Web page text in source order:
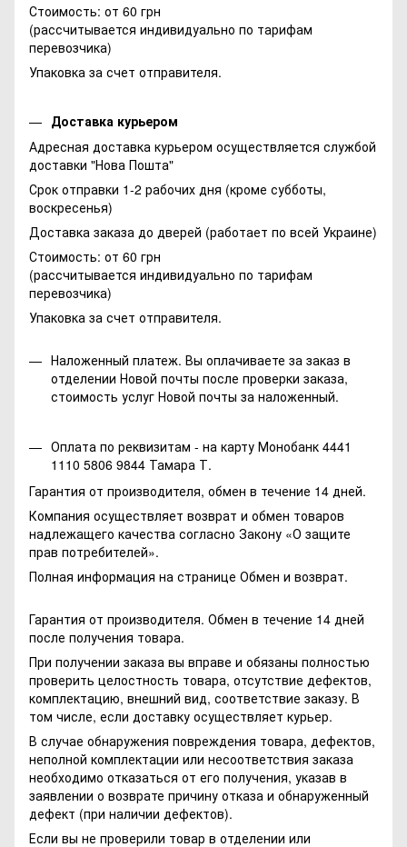
Стоимость: от 60 грн
(рассчитывается индивидуально по тарифам
перевозчика)
Упаковка за счет отправителя.
Доставка курьером
Адресная доставка курьером осуществляется службой
доставки "Нова Пошта"
Срок отправки 1-2 рабочих дня (кроме субботы,
воскресенья)
Доставка заказа до дверей (работает по всей Украине)
Стоимость: от 60 грн
(рассчитывается индивидуально по тарифам
перевозчика)
Упаковка за счет отправителя.
Наложенный платеж. Вы оплачиваете за заказ в
отделении Новой почты после проверки заказа,
стоимость услуг Новой почты за наложенный.
Оплата по реквизитам - на карту Монобанк 4441
1110 5806 9844 Тамара Т.
Гарантия от производителя, обмен в течение 14 дней.
Компания осуществляет возврат и обмен товаров
надлежащего качества согласно Закону «О защите
прав потребителей».
Полная информация на странице Обмен и возврат.
Гарантия от производителя. Обмен в течение 14 дней
после получения товара.
При получении заказа вы вправе и обязаны полностью
проверить целостность товара, отсутствие дефектов,
комплектацию, внешний вид, соответствие заказу. В
том числе, если доставку осуществляет курьер.
В случае обнаружения повреждения товара, дефектов,
неполной комплектации или несоответствия заказа
необходимо отказаться от его получения, указав в
заявлении о возврате причину отказа и обнаруженный
дефект (при наличии дефектов).
Если вы не проверили товар в отделении или